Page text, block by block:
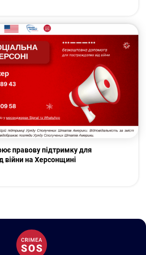
правову підтримку для
війни на Херсонщині